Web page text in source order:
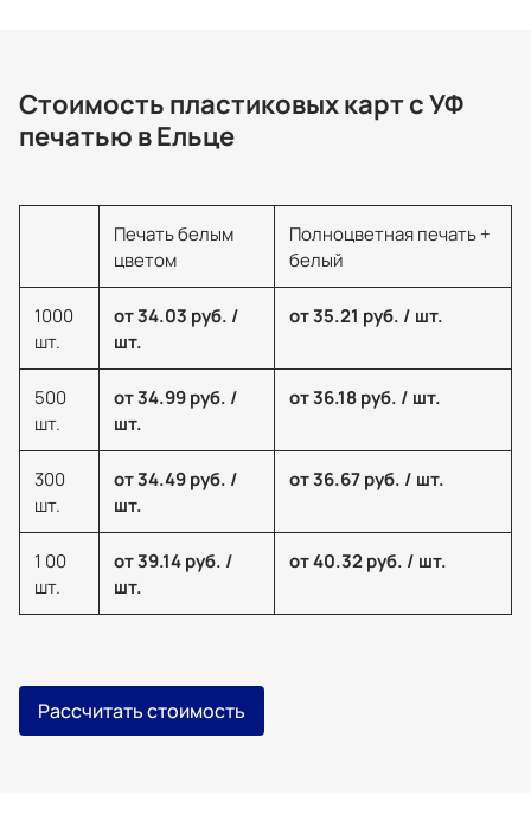
Стоимость пластиковых карт с УФ
печатью в Ельце
Печать белым
цветом
Полноцветная печать +
белый
1000
шт.
от 34.03 руб. /
шт.
от 35.21 руб. / шт.
500
шт.
от 34.99 руб. /
шт.
от 36.18 руб. / шт.
300
шт.
от 34.49 руб. /
шт.
от 36.67 руб. / шт.
1 00
шт.
от 39.14 руб. /
шт.
от 40.32 руб. / шт.
Рассчитать стоимость